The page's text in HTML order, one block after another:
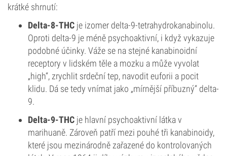
krátké shrnutí:
Delta-8-THC je izomer delta-9-tetrahydrokanabinolu.
Oproti delta-9 je méně psychoaktivní, i když vykazuje
podobné účinky. Váže se na stejné kanabinoidní
receptory v lidském těle a mozku a může vyvolat
„high“, zrychlit srdeční tep, navodit euforii a pocit
klidu. Dá se tedy vnímat jako „mírnější příbuzný“ delta-
9.
Delta-9-THC je hlavní psychoaktivní látka v
marihuaně. Zároveň patří mezi pouhé tři kanabinoidy,
které jsou mezinárodně zařazené do kontrolovaných